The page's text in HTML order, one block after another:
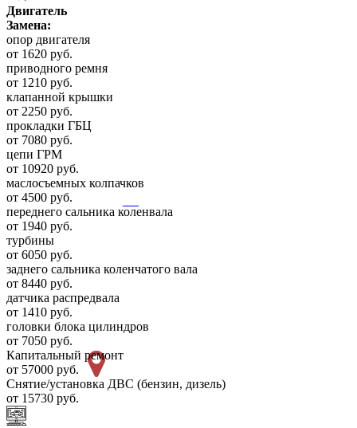
Двигатель
Замена:
опор двигателя
от 1620 руб.
приводного ремня
от 1210 руб.
клапанной крышки
от 2250 руб.
прокладки ГБЦ
от 7080 руб.
цепи ГРМ
от 10920 руб.
маслосъемных колпачков
от 4500 руб.
переднего сальника коленвала
от 1940 руб.
турбины
от 6050 руб.
заднего сальника коленчатого вала
от 8440 руб.
датчика распредвала
от 1410 руб.
головки блока цилиндров
от 7050 руб.
Капитальный ремонт
от 57000 руб.
Снятие/установка ДВС (бензин, дизель)
от 15730 руб.